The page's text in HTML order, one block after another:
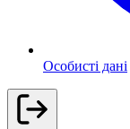
Особисті дані